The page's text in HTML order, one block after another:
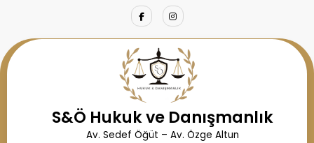
S&Ö Hukuk ve Danışmanlık
Av. Sedef Öğüt – Av. Özge Altun